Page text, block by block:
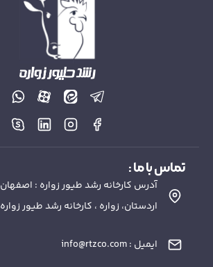
تماس با ما :
اردستان، زواره ، کارخانه رشد طیور زواره
ایمیل : info@rtzco.com